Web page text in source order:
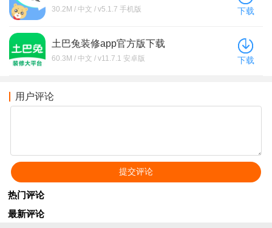
30.2M / 中文 / v5.1.7 手机版 下载
土巴兔装修app官方版下载
60.3M / 中文 / v11.7.1 安卓版 下载
用户评论
热门评论
最新评论